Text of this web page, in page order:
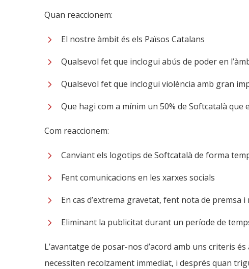
Quan reaccionem:
El nostre àmbit és els Països Catalans
Qualsevol fet que inclogui abús de poder en
Qualsevol fet que inclogui violència amb gran
Que hagi com a mínim un 50% de Softcatalà que
Com reaccionem:
Canviant els logotips de Softcatalà de forma
Fent comunicacions en les xarxes socials
En cas d’extrema gravetat, fent nota de premsa i
Eliminant la publicitat durant un període de
L’avantatge de posar-nos d’acord amb uns criteris
necessiten recolzament immediat, i després quan